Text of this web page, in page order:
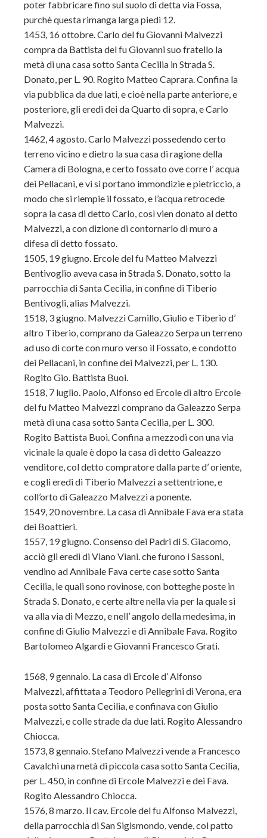
poter fabbricare fino sul suolo di detta via Fossa,
purchè questa rimanga larga piedi 12.
1453, 16 ottobre. Carlo del fu Giovanni Malvezzi
compra da Battista del fu Giovanni suo fratello la
metà di una casa sotto Santa Cecilia in Strada S.
Donato, per L. 90. Rogito Matteo Caprara. Confina la
via pubblica da due lati, e cioè nella parte anteriore, e
posteriore, gli eredi dei da Quarto di sopra, e Carlo
Malvezzi.
1462, 4 agosto. Carlo Malvezzi possedendo certo
terreno vicino e dietro la sua casa di ragione della
Camera di Bologna, e certo fossato ove corre l’ acqua
dei Pellacani, e vi si portano immondizie e pietriccio, a
modo che si riempie il fossato, e l’acqua retrocede
sopra la casa di detto Carlo, così vien donato al detto
Malvezzi, a con dizione di contornarlo di muro a
difesa di detto fossato.
1505, 19 giugno. Ercole del fu Matteo Malvezzi
Bentivoglio aveva casa in Strada S. Donato, sotto la
parrocchia di Santa Cecilia, in confine di Tiberio
Bentivogli, alias Malvezzi.
1518, 3 giugno. Malvezzi Camillo, Giulio e Tiberio d’
altro Tiberio, comprano da Galeazzo Serpa un terreno
ad uso di corte con muro verso il Fossato, e condotto
dei Pellacani, in confine dei Malvezzi, per L. 130.
Rogito Gio. Battista Buoi.
1518, 7 luglio. Paolo, Alfonso ed Ercole di altro Ercole
del fu Matteo Malvezzi comprano da Galeazzo Serpa
metà di una casa sotto Santa Cecilia, per L. 300.
Rogito Battista Buoi. Confina a mezzodì con una via
vicinale la quale è dopo la casa di detto Galeazzo
venditore, col detto compratore dalla parte d’ oriente,
e cogli eredi di Tiberio Malvezzi a settentrione, e
coll’orto di Galeazzo Malvezzi a ponente.
1549, 20 novembre. La casa di Annibale Fava era stata
dei Boattieri.
1557, 19 giugno. Consenso dei Padri di S. Giacomo,
acciò gli eredi di Viano Viani. che furono i Sassoni,
vendino ad Annibale Fava certe case sotto Santa
Cecilia, le quali sono rovinose, con botteghe poste in
Strada S. Donato, e certe altre nella via per la quale si
va alla via di Mezzo, e nell’ angolo della medesima, in
confine di Giulio Malvezzi e di Annibale Fava. Rogito
Bartolomeo Algardi e Giovanni Francesco Grati.
1568, 9 gennaio. La casa di Ercole d’ Alfonso
Malvezzi, affittata a Teodoro Pellegrini di Verona, era
posta sotto Santa Cecilia, e confinava con Giulio
Malvezzi, e colle strade da due lati. Rogito Alessandro
Chiocca.
1573, 8 gennaio. Stefano Malvezzi vende a Francesco
Cavalchi una metà di piccola casa sotto Santa Cecilia,
per L. 450, in confine di Ercole Malvezzi e dei Fava.
Rogito Alessandro Chiocca.
1576, 8 marzo. Il cav. Ercole del fu Alfonso Malvezzi,
della parrocchia di San Sigismondo, vende, col patto